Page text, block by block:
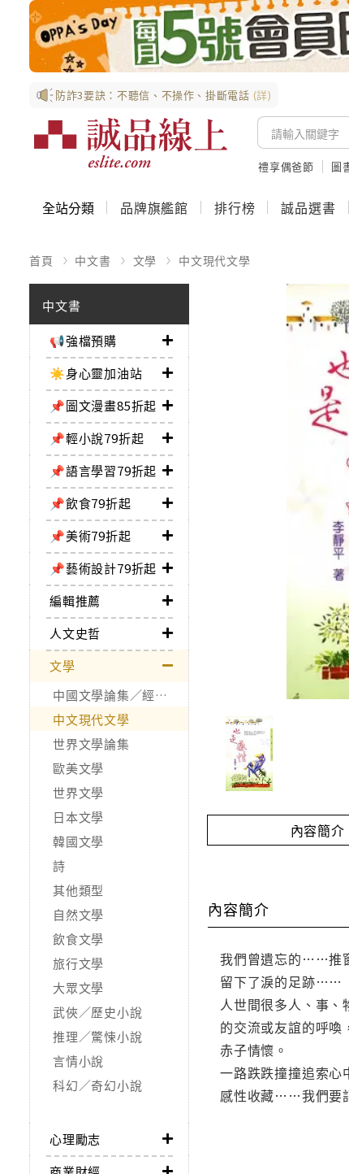
防詐3要訣：不聽信、不操作、掛斷電話 (詳)
禮享偶爸節 圖
全站分類 品牌旗艦館 排行榜 誠品選書
首頁 中文書 文學 中文現代文學
中文書
📢強檔預購
☀️身心靈加油站
📌圖文漫畫85折起
📌輕小說79折起
📌語言學習79折起
📌飲食79折起
📌美術79折起
📌藝術設計79折起
編輯推薦
人文史哲
文學
中國文學論集／經典作品
中文現代文學
世界文學論集
歐美文學
世界文學
日本文學
韓國文學
詩
其他類型
自然文學
飲食文學
旅行文學
大眾文學
武俠／歷史小說
推理／驚悚小說
言情小說
科幻／奇幻小說
心理勵志
內容簡介
內容簡介
我們曾遺忘的……推
留下了淚的足跡……
人世間很多人、事
的交流或友誼的呼
赤子情懷。
一路跌跌撞撞追索心
感性收藏……我們要